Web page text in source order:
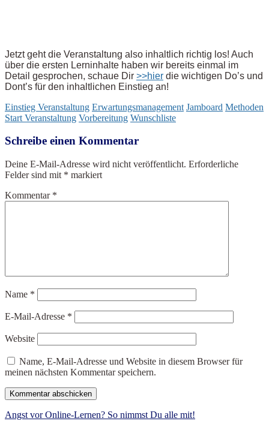
Jetzt geht die Veranstaltung also inhaltlich richtig los! Auch
über die ersten Lerninhalte haben wir bereits einmal im
Detail gesprochen, schaue Dir >>hier die wichtigen Do’s und
Dont’s für den inhaltlichen Einstieg an!
Einstieg Veranstaltung Erwartungsmanagement Jamboard Methoden
Start Veranstaltung Vorbereitung Wunschliste
Schreibe einen Kommentar
Deine E-Mail-Adresse wird nicht veröffentlicht. Erforderliche
Felder sind mit * markiert
Kommentar *
Name *
E-Mail-Adresse *
Website
Name, E-Mail-Adresse und Website in diesem Browser für
meinen nächsten Kommentar speichern.
Beitragsnavigation
Angst vor Online-Lernen? So nimmst Du alle mit!